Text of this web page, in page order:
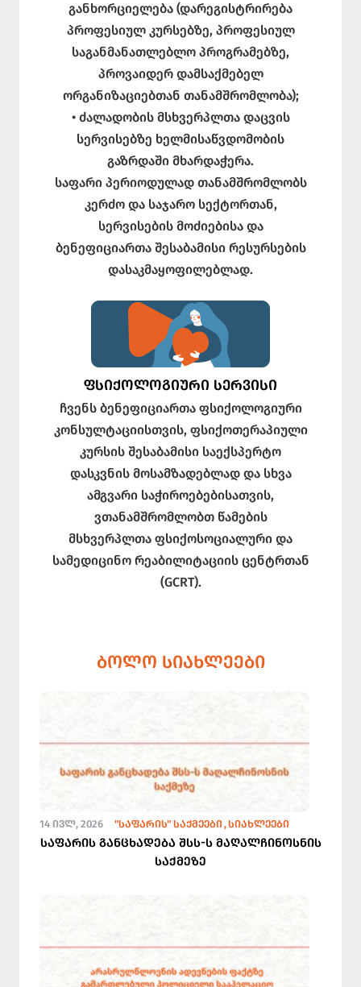
განხორციელება (დარეგისტრირება
პროფესიულ კურსებზე, პროფესიულ
საგანმანათლებლო პროგრამებზე,
პროვაიდერ დამსაქმებელ
ორგანიზაციებთან თანამშრომლობა);
• ძალადობის მსხვერპლთა დაცვის
სერვისებზე ხელმისაწვდომობის
გაზრდაში მხარდაჭერა.
საფარი პერიოდულად თანამშრომლობს
კერძო და საჯარო სექტორთან,
სერვისების მოძიებისა და
ბენეფიციართა შესაბამისი რესურსების
დასაკმაყოფილებლად.
ᲤᲡᲘᲥᲝᲚᲝᲒᲘᲣᲠᲘ ᲡᲔᲠᲕᲘᲡᲘ
ჩვენს ბენეფიციართა ფსიქოლოგიური
კონსულტაციისთვის, ფსიქოთერაპიული
კურსის შესაბამისი საექსპერტო
დასკვნის მოსამზადებლად და სხვა
ამგვარი საჭიროებებისათვის,
ვთანამშრომლობთ წამების
მსხვერპლთა ფსიქოსოციალური და
სამედიცინო რეაბილიტაციის ცენტრთან
(GCRT).
ᲑᲝᲚᲝ ᲡᲘᲐᲮᲚᲔᲔᲑᲘ
14 ᲘᲕᲚ, 2026 "ᲡᲐᲤᲐᲠᲘᲡ" ᲡᲐᲥᲛᲔᲔᲑᲘ ᲡᲘᲐᲮᲚᲔᲔᲑᲘ
საფარის განცხადება შსს-ს მაღალჩინოსნის
საქმეზე